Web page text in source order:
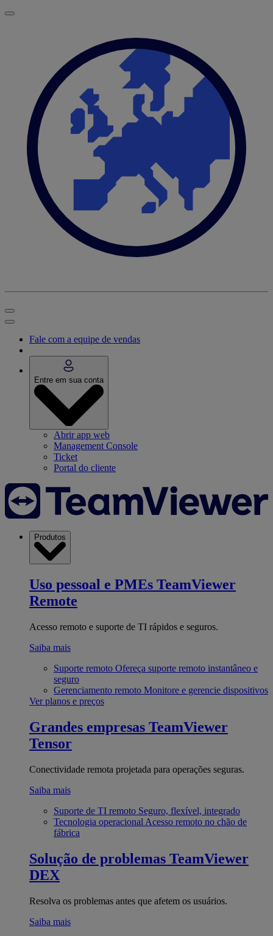
Fale com a equipe de vendas
Entre em sua conta
Abrir app web
Management Console
Ticket
Portal do cliente
Produtos
Uso pessoal e PMEs TeamViewer
Remote
Acesso remoto e suporte de TI rápidos e seguros.
Saiba mais
Suporte remoto Ofereça suporte remoto instantâneo e
seguro
Gerenciamento remoto Monitore e gerencie dispositivos
Ver planos e preços
Grandes empresas TeamViewer
Tensor
Conectividade remota projetada para operações seguras.
Saiba mais
Suporte de TI remoto Seguro, flexível, integrado
Tecnologia operacional Acesso remoto no chão de
fábrica
Solução de problemas TeamViewer
DEX
Resolva os problemas antes que afetem os usuários.
Saiba mais